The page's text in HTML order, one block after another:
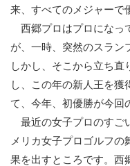
来、すべてのメジャーで
西郷プロはプロになっ
が、一時、突然のスラン
しかし、そこから立ち直
し、この年の新人王を獲
て、今年、初優勝が今回
最近の女子プロのすご
メリカ女子プロゴルフ
果を出すところです。西